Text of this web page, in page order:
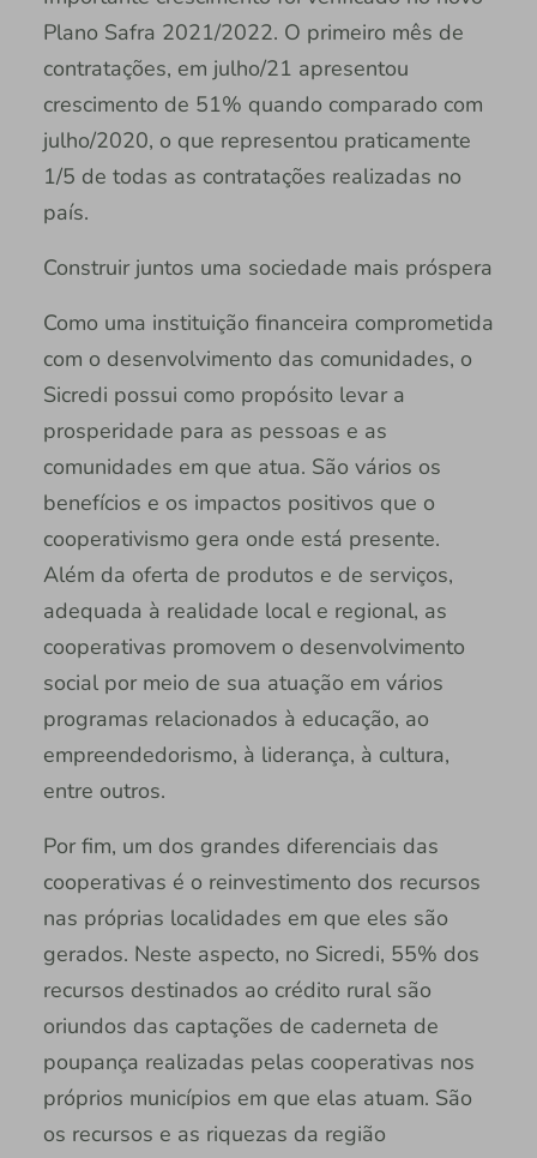
Plano Safra 2021/2022. O primeiro mês de
contratações, em julho/21 apresentou
crescimento de 51% quando comparado com
julho/2020, o que representou praticamente
1/5 de todas as contratações realizadas no
país.
Construir juntos uma sociedade mais próspera
Como uma instituição financeira comprometida
com o desenvolvimento das comunidades, o
Sicredi possui como propósito levar a
prosperidade para as pessoas e as
comunidades em que atua. São vários os
benefícios e os impactos positivos que o
cooperativismo gera onde está presente.
Além da oferta de produtos e de serviços,
adequada à realidade local e regional, as
cooperativas promovem o desenvolvimento
social por meio de sua atuação em vários
programas relacionados à educação, ao
empreendedorismo, à liderança, à cultura,
entre outros.
Por fim, um dos grandes diferenciais das
cooperativas é o reinvestimento dos recursos
nas próprias localidades em que eles são
gerados. Neste aspecto, no Sicredi, 55% dos
recursos destinados ao crédito rural são
oriundos das captações de caderneta de
poupança realizadas pelas cooperativas nos
próprios municípios em que elas atuam. São
os recursos e as riquezas da região